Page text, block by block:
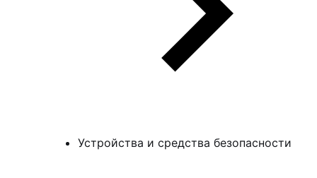
Устройства и средства безопасности